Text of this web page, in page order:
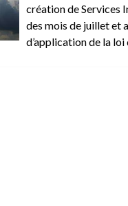
création de Services
des mois de juillet et
d’application de la